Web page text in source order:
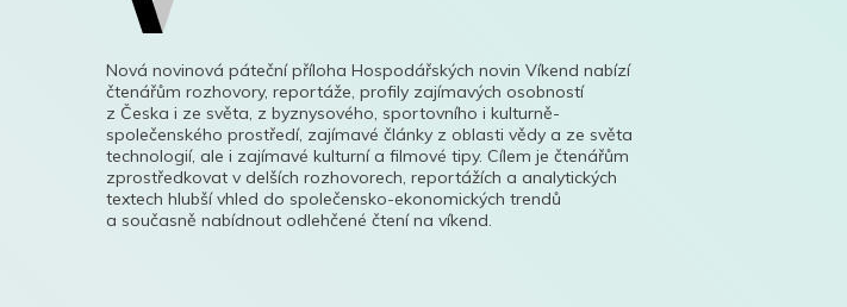
Nová novinová páteční příloha Hospodářských novin Víkend nabízí
čtenářům rozhovory, reportáže, profily zajímavých osobností
z Česka i ze světa, z byznysového, sportovního i kulturně-
společenského prostředí, zajímavé články z oblasti vědy a ze světa
technologií, ale i zajímavé kulturní a filmové tipy. Cílem je čtenářům
zprostředkovat v delších rozhovorech, reportážích a analytických
textech hlubší vhled do společensko-ekonomických trendů
a současně nabídnout odlehčené čtení na víkend.